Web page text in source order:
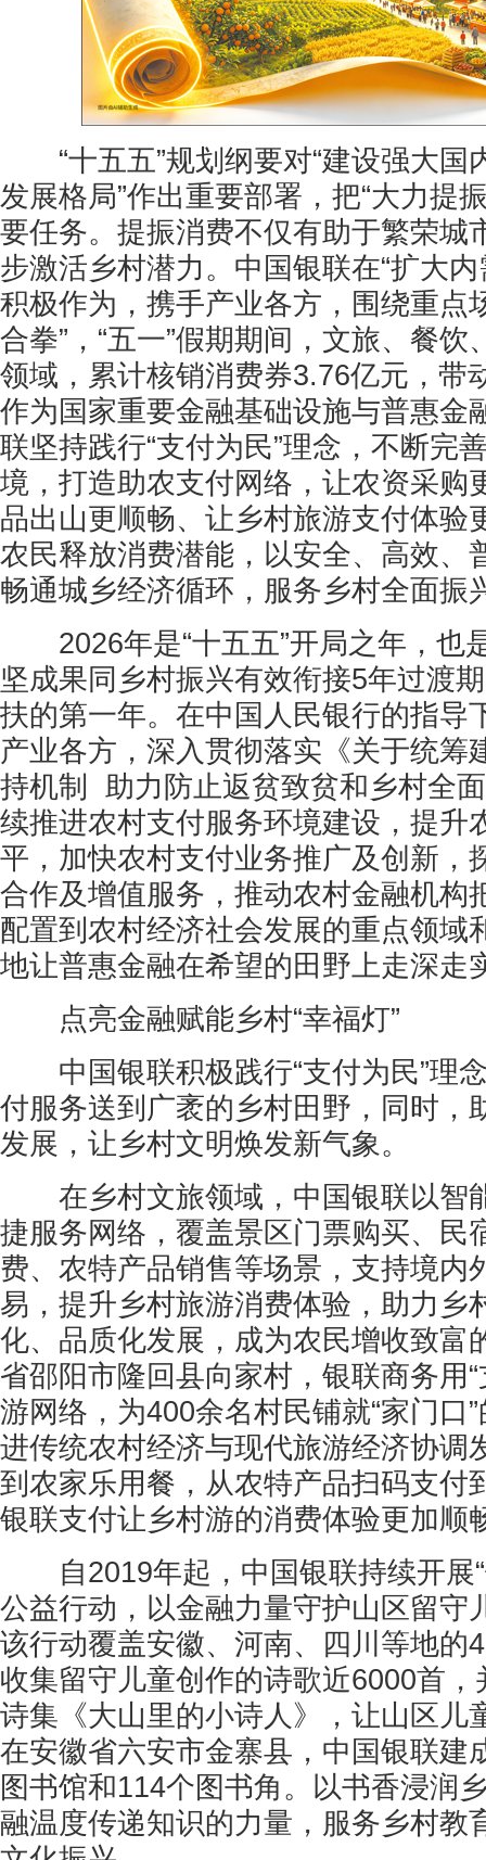
“十五五”规划纲要对“建设强大国
发展格局”作出重要部署，把“大力提
要任务。提振消费不仅有助于繁荣城
步激活乡村潜力。中国银联在“扩大内
积极作为，携手产业各方，围绕重点
合拳”，“五一”假期期间，文旅、餐
领域，累计核销消费券3.76亿元，带
作为国家重要金融基础设施与普惠金
联坚持践行“支付为民”理念，不断完
境，打造助农支付网络，让农资采购
品出山更顺畅、让乡村旅游支付体验
农民释放消费潜能，以安全、高效、
畅通城乡经济循环，服务乡村全面振
2026年是“十五五”开局之年，也
坚成果同乡村振兴有效衔接5年过渡
扶的第一年。在中国人民银行的指导
产业各方，深入贯彻落实《关于统筹
持机制 助力防止返贫致贫和乡村全
续推进农村支付服务环境建设，提升
平，加快农村支付业务推广及创新，
合作及增值服务，推动农村金融机构
配置到农村经济社会发展的重点领域
地让普惠金融在希望的田野上走深走
点亮金融赋能乡村“幸福灯”
中国银联积极践行“支付为民”理
付服务送到广袤的乡村田野，同时，
发展，让乡村文明焕发新气象。
在乡村文旅领域，中国银联以智
捷服务网络，覆盖景区门票购买、民
费、农特产品销售等场景，支持境内
易，提升乡村旅游消费体验，助力乡
化、品质化发展，成为农民增收致富
省邵阳市隆回县向家村，银联商务用
游网络，为400余名村民铺就“家门口
进传统农村经济与现代旅游经济协调
到农家乐用餐，从农特产品扫码支付
银联支付让乡村游的消费体验更加顺
自2019年起，中国银联持续开展“
公益行动，以金融力量守护山区留守
该行动覆盖安徽、河南、四川等地的
收集留守儿童创作的诗歌近6000首
诗集《大山里的小诗人》，让山区儿
在安徽省六安市金寨县，中国银联建
图书馆和114个图书角。以书香浸润
融温度传递知识的力量，服务乡村教